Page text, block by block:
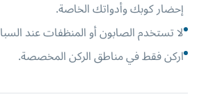
إحضار كوبك وأدواتك الخاصة.
لا تستخدم الصابون أو المنظفات عند
اركن فقط في مناطق الركن المخصصة.